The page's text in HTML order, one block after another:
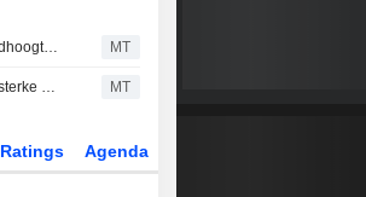
S&P 500 en Dow bereiken nieuwe recordhoogtes door sterke kwartaalcijfers en optimisme over Hormuz-deal MT
Aandelenmarkten trekken fors aan door sterke kwartaalcijfers en hoop op heropening Hormuz MT
Ratings Agenda